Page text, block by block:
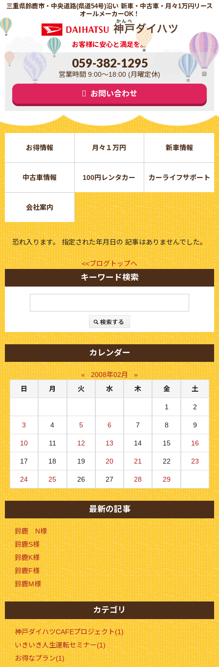
三重県鈴鹿市・中央道路(県道54号)沿い 新車・中古車・月々1万円リース
オールメーカーOK！
お客様に安心と満足を。
059-382-1295
営業時間 9:00～18:00 (月曜定休)
お問い合わせ
お得情報 月々１万円 新車情報
中古車情報 100円レンタカー カーライフサポート
会社案内
恐れ入ります。 指定された年月日の 記事はありませんでした。
<<ブログトップへ
キーワード検索
カレンダー
« 2008年02月
»
日
月 火 水 木 金 土
1 2
3 4 5 6 7 8 9
10 11 12 13 14 15 16
17 18 19 20 21 22 23
24 25 26 27 28 29
最新の記事
鈴鹿 N様
鈴鹿S様
鈴鹿K様
鈴鹿F様
鈴鹿M様
カテゴリ
神戸ダイハツCAFEプロジェクト(1)
いきいき人生運転セミナー(1)
お得なプラン(1)